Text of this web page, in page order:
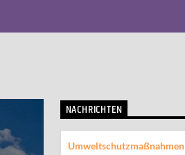
NACHRICHTEN
Umweltschutzmaßnahmen